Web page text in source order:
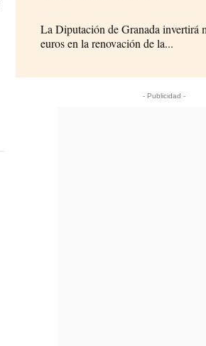
La Diputación de Granada invertirá
euros en la renovación de la...
- Publicidad -